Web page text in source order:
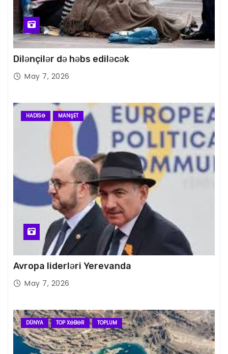
Dilənçilər də həbs ediləcək
May 7, 2026
HADISƏ MANŞET
Avropa liderləri Yerevanda
May 7, 2026
DÜNYA TOP XƏBƏR TOPLUM